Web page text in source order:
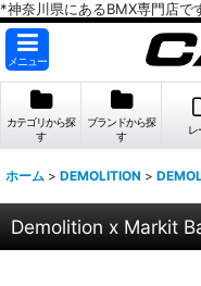
*神奈川県にあるBMX専門店
メニュー
カテゴリから探
す
ブランドから探
す
レ
ホーム > DEMOLITION >
Demolition x Markit